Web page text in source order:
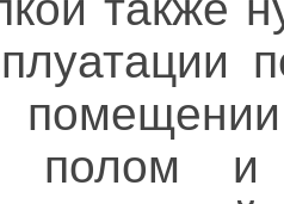
полом и